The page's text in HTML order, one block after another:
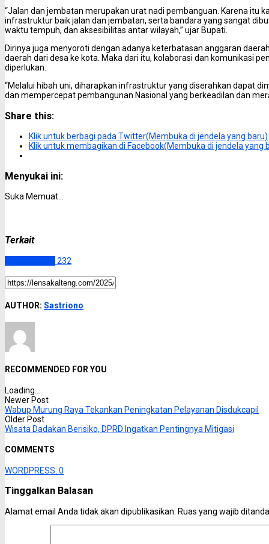
“Jalan dan jembatan merupakan urat nadi pembanguan. Karena itu
infrastruktur baik jalan dan jembatan, serta bandara yang sangat
waktu tempuh, dan aksesibilitas antar wilayah,” ujar Bupati.
Dirinya juga menyoroti dengan adanya keterbatasan anggaran
daerah dari desa ke kota. Maka dari itu, kolaborasi dan komunikasi
diperlukan.
“Melalui hibah uni, diharapkan infrastruktur yang diserahkan dapat
dan mempercepat pembangunan Nasional yang berkeadilan dan
Share this:
Klik untuk berbagi pada Twitter(Membuka di jendela yang baru)
Klik untuk membagikan di Facebook(Membuka di jendela yang
Menyukai ini:
Suka Memuat...
Terkait
232
AUTHOR: Sastriono
RECOMMENDED FOR YOU
Loading...
Newer Post
Wabup Murung Raya Tekankan Peningkatan Pelayanan Disdukcapil
Older Post
Wisata Dadakan Berisiko, DPRD Ingatkan Pentingnya Mitigasi
COMMENTS
WORDPRESS: 0
Tinggalkan Balasan
Alamat email Anda tidak akan dipublikasikan. Ruas yang wajib